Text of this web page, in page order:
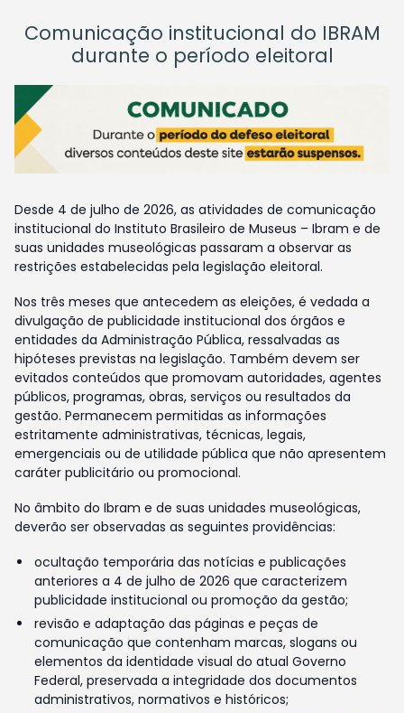
Comunicação institucional do IBRAM
durante o período eleitoral
Desde 4 de julho de 2026, as atividades de comunicação
institucional do Instituto Brasileiro de Museus – Ibram e de
suas unidades museológicas passaram a observar as
restrições estabelecidas pela legislação eleitoral.
Nos três meses que antecedem as eleições, é vedada a
divulgação de publicidade institucional dos órgãos e
entidades da Administração Pública, ressalvadas as
hipóteses previstas na legislação. Também devem ser
evitados conteúdos que promovam autoridades, agentes
públicos, programas, obras, serviços ou resultados da
gestão. Permanecem permitidas as informações
estritamente administrativas, técnicas, legais,
emergenciais ou de utilidade pública que não apresentem
caráter publicitário ou promocional.
No âmbito do Ibram e de suas unidades museológicas,
deverão ser observadas as seguintes providências:
ocultação temporária das notícias e publicações
anteriores a 4 de julho de 2026 que caracterizem
publicidade institucional ou promoção da gestão;
revisão e adaptação das páginas e peças de
comunicação que contenham marcas, slogans ou
elementos da identidade visual do atual Governo
Federal, preservada a integridade dos documentos
administrativos, normativos e históricos;